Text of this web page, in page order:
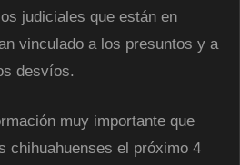
judiciales que están en
vinculado a los presuntos y a
desvíos.
muy importante que
chihuahuenses el próximo 4